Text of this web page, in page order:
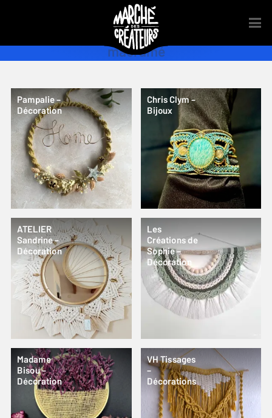
macramé
Pampalie –
Décoration
Chris Clym –
Bijoux
ATELIER
Sandrine –
Décoration
Les
Créations de
Sophie –
Décoration
Madame
Bisou –
Décoration
VH Tissages
–
Décorations